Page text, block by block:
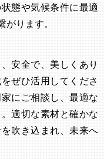
態や気候条件に最適
ります。
安全で、美しくあり
ぜひ活用してくださ
にご相談し、最適な
適切な素材と確かな
吹き込まれ、未来へ